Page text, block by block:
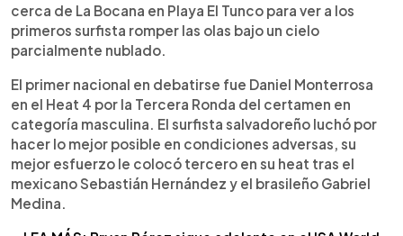
cerca de La Bocana en Playa El Tunco para ver a los
primeros surfista romper las olas bajo un cielo
parcialmente nublado.
El primer nacional en debatirse fue Daniel Monterrosa
en el Heat 4 por la Tercera Ronda del certamen en
categoría masculina. El surfista salvadoreño luchó por
hacer lo mejor posible en condiciones adversas, su
mejor esfuerzo le colocó tercero en su heat tras el
mexicano Sebastián Hernández y el brasileño Gabriel
Medina.